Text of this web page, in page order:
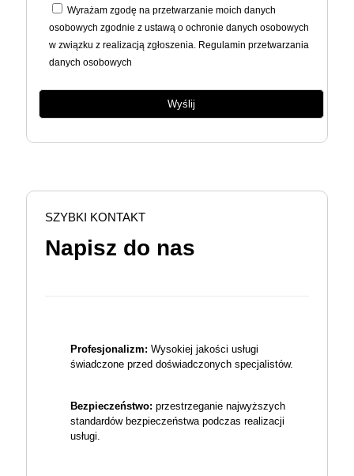
Wyrażam zgodę na przetwarzanie moich danych
osobowych zgodnie z ustawą o ochronie danych osobowych
w związku z realizacją zgłoszenia. Regulamin przetwarzania
danych osobowych
SZYBKI KONTAKT
Napisz do nas
Profesjonalizm: Wysokiej jakości usługi
świadczone przed doświadczonych specjalistów.
Bezpieczeństwo: przestrzeganie najwyższych
standardów bezpieczeństwa podczas realizacji
usługi.